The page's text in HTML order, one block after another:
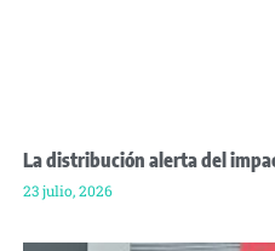
La distribución alerta del
23 julio, 2026